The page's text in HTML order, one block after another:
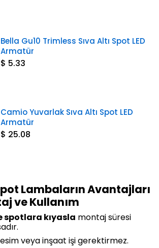
Bella Gu10 Trimless Sıva Altı Spot LED
Armatür
$ 5.33
Camio Yuvarlak Sıva Altı Spot LED
Armatür
$ 25.08
Lambaların Avantajları
ve Kullanım
spotlara kıyasla montaj süresi
veya inşaat işi gerektirmez.